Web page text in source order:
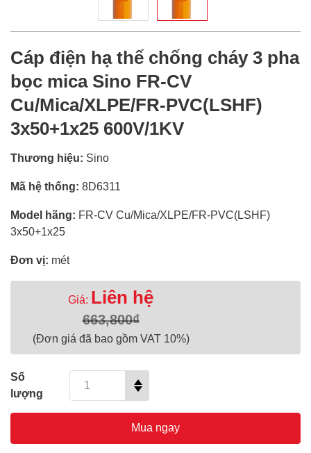
Cáp điện hạ thế chống cháy 3 pha
bọc mica Sino FR-CV
Cu/Mica/XLPE/FR-PVC(LSHF)
3x50+1x25 600V/1KV
Thương hiệu: Sino
Mã hệ thống: 8D6311
Model hãng: FR-CV Cu/Mica/XLPE/FR-PVC(LSHF)
3x50+1x25
Đơn vị: mét
Giá: Liên hệ
663,800₫
(Đơn giá đã bao gồm VAT 10%)
Số
lượng
Mua ngay